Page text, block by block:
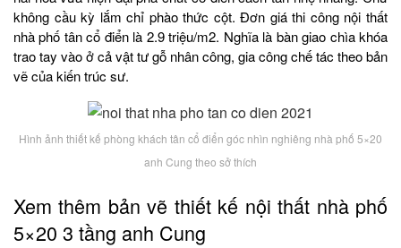
không cầu kỳ lắm chỉ phào thức cột. Đơn giá thi công nội thất
nhà phố tân cổ điển là 2.9 triệu/m2. Nghĩa là bàn giao chìa khóa
trao tay vào ở cả vật tư gỗ nhân công, gia công chế tác theo bản
vẽ của kiến trúc sư.
Hình ảnh thiết kế phòng khách tân cổ điển góc nhìn nghiêng nhà phố 5×20
anh Cung theo sở thích
Xem thêm bản vẽ thiết kế nội thất nhà phố
5×20 3 tầng anh Cung